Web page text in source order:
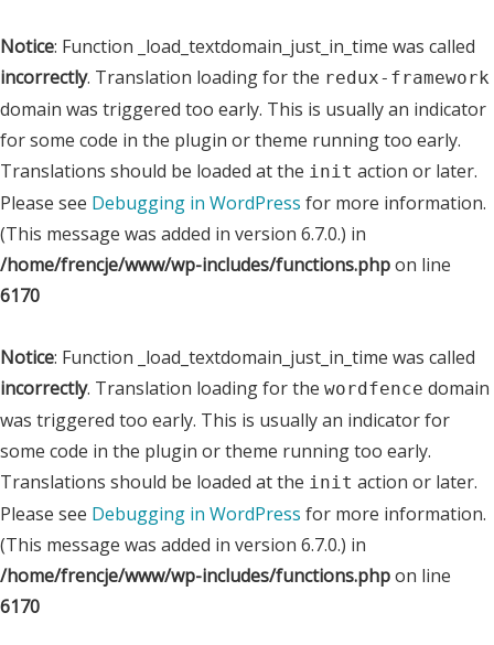
Notice: Function _load_textdomain_just_in_time was called
incorrectly. Translation loading for the redux-framework
domain was triggered too early. This is usually an indicator
for some code in the plugin or theme running too early.
Translations should be loaded at the init action or later.
Please see Debugging in WordPress for more information.
(This message was added in version 6.7.0.) in
/home/frencje/www/wp-includes/functions.phpon line
6170
Notice: Function _load_textdomain_just_in_time was called
incorrectly. Translation loading for the wordfence domain
was triggered too early. This is usually an indicator for
some code in the plugin or theme running too early.
Translations should be loaded at the init action or later.
Please see Debugging in WordPress for more information.
(This message was added in version 6.7.0.) in
/home/frencje/www/wp-includes/functions.phpon line
6170